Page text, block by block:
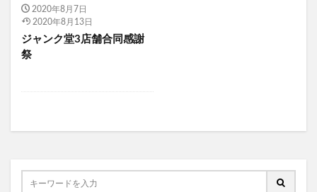
2020年8月7日
2020年8月13日
ジャンク堂3店舗合同感謝
祭